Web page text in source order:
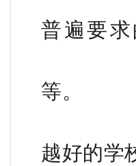
普遍要
等。
越好的学